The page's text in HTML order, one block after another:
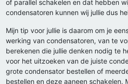
of parallel schakelen en dat hebben
condensatoren kunnen wij jullie dus
Mijn tip voor jullie is daarom om je
werking van condensatoren, van te
berekenen die jullie denken nodig te
voor het uitzoeken van de juiste
grote condensator bestellen of
bestellen en deze aaneen schakelen.